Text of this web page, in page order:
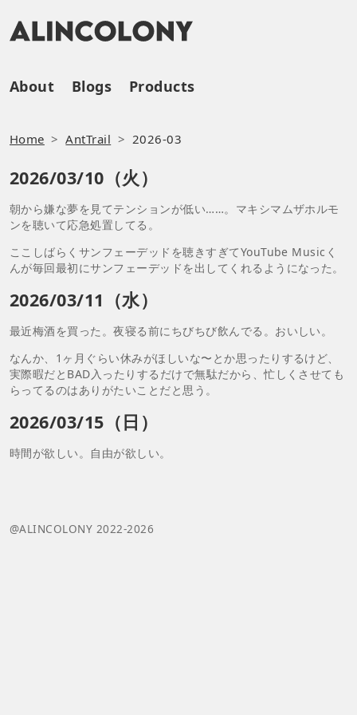
About Blogs Products
Home AntTrail 2026-03
2026/03/10（火）
朝から嫌な夢を見てテンションが低い……。マキシマムザホルモ
ンを聴いて応急処置してる。
ここしばらくサンフェーデッドを聴きすぎてYouTube Musicく
んが毎回最初にサンフェーデッドを出してくれるようになった。
2026/03/11（水）
最近梅酒を買った。夜寝る前にちびちび飲んでる。おいしい。
なんか、1ヶ月ぐらい休みがほしいな〜とか思ったりするけど、
実際暇だとBAD入ったりするだけで無駄だから、忙しくさせても
らってるのはありがたいことだと思う。
2026/03/15（日）
時間が欲しい。自由が欲しい。
@ALINCOLONY 2022-2026